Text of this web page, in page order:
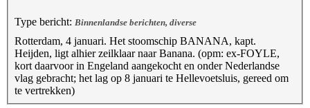
Type bericht: Binnenlandse berichten, diverse
Rotterdam, 4 januari. Het stoomschip BANANA, kapt.
Heijden, ligt alhier zeilklaar naar Banana. (opm: ex-FOYLE,
kort daarvoor in Engeland aangekocht en onder Nederlandse
vlag gebracht; het lag op 8 januari te Hellevoetsluis, gereed om
te vertrekken)